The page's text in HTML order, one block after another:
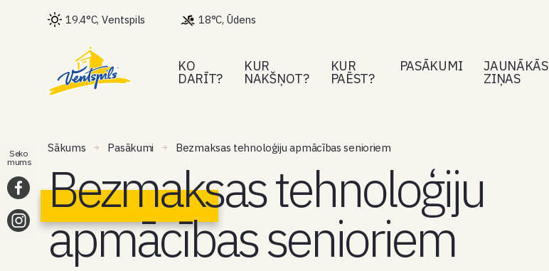
19.4°C, Ventspils 18°C, Ūdens
KO
DARĪT?
KUR
NAKŠŅOT?
KUR
PAĒST?
PASĀKUMI JAUNĀKĀS
ZIŅAS
Sākums Pasākumi Bezmaksas tehnoloģiju apmācības senioriem
Bezmaksas tehnoloģiju
apmācības senioriem
Seko
mums